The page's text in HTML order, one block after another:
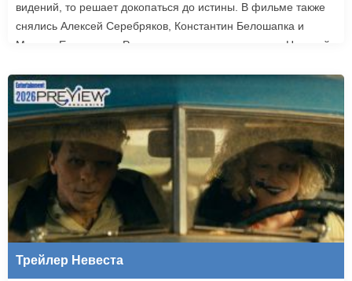
видений, то решает докопаться до истины. В фильме также
снялись Алексей Серебряков, Константин Белошапка и
Максим Емельянов. Режиссером картины выступил Николай
«Девятой планеты» запланирована на 24 сентября.
Трейлер Невеста